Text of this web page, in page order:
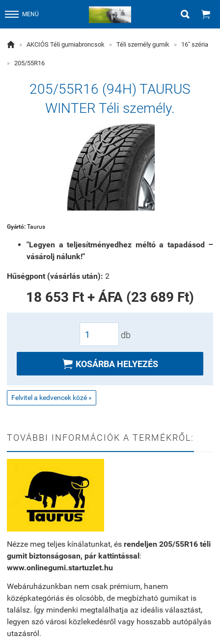
MENÜ  
 » AKCIÓS Téli gumiabroncsok » Téli személy gumik » 16" széria
» 205/55R16
205/55R16 (94H) TAURUS
WINTER Téli személy.
Gyártó: Taurus
"Legyen a teljesítményedhez méltó a tapadásod –
vásárolj nálunk!"
Hűségpont (vásárlás után): 2
18 653 Ft + ÁFA (23 689 Ft)
db
 KOSÁRBA HELYEZÉS
Felvitel a kedvencek közé »
TOVÁBBI INFORMÁCIÓK A TERMÉKRŐL:
Nézze meg teljes kínálatunkat, és rendeljen 205/55R16 téli
gumit biztonságosan, pár kattintással:
www.onlinegumi.startuzlet.hu
Webáruházunkban nem csak prémium, hanem
középkategóriás és olcsóbb, de megbízható gumikat is
találsz. Így mindenki megtalálhatja az ideális választást,
legyen szó városi közlekedésről vagy hosszabb autópályás
utazásról.